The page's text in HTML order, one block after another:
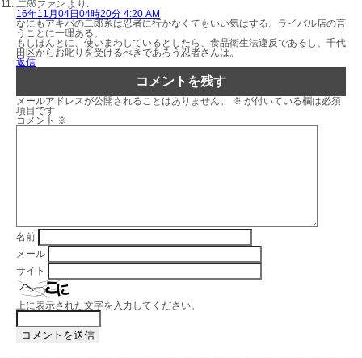
二郎ファン より:
16年11月04日04時20分 4:20 AM
なにもアキバの二郎系は忍者に行かなくてもいい気はする。ライバル店の言
うことに一理ある。
もしほんとに、使いまわしているとしたら、食品衛生法違反であるし、千代
田区からお叱りを受けるべきであろう忍者さんは。
返信
コメントを残す
メールアドレスが公開されることはありません。 ※ が付いている欄は必須
項目です
コメント ※
名前
メール
サイト
上に表示された文字を入力してください。